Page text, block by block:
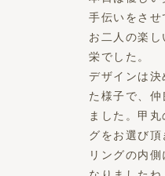
手伝いをさせ
お二人の楽
栄でした。
デザインは
た様子で、仲
ました。甲
グをお選び頂
リングの内